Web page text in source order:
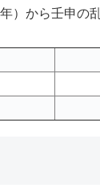
）から壬申の